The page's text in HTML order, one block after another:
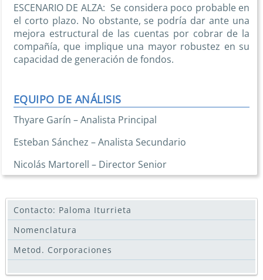
ESCENARIO DE ALZA: Se considera poco probable en
el corto plazo. No obstante, se podría dar ante una
mejora estructural de las cuentas por cobrar de la
compañía, que implique una mayor robustez en su
capacidad de generación de fondos.
EQUIPO DE ANÁLISIS
Thyare Garín – Analista Principal
Esteban Sánchez – Analista Secundario
Nicolás Martorell – Director Senior
Contacto: Paloma Iturrieta
Nomenclatura
Metod. Corporaciones